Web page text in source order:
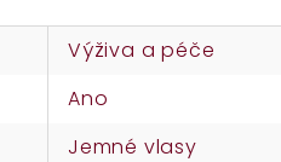
Výživa a péče
Ano
Jemné vlasy